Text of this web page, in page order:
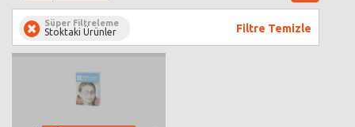
Süper Filtreleme
Stoktaki Ürünler Filtre Temizle